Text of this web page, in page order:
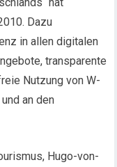
Dazu
in allen digitalen
transparente
Nutzung von W-
an den
Hugo-von-